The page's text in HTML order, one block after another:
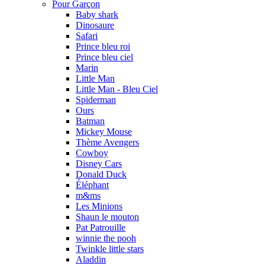
Pour Garçon
Baby shark
Dinosaure
Safari
Prince bleu roi
Prince bleu ciel
Marin
Little Man
Little Man - Bleu Ciel
Spiderman
Ours
Batman
Mickey Mouse
Thème Avengers
Cowboy
Disney Cars
Donald Duck
Éléphant
m&ms
Les Minions
Shaun le mouton
Pat Patrouille
winnie the pooh
Twinkle little stars
Aladdin